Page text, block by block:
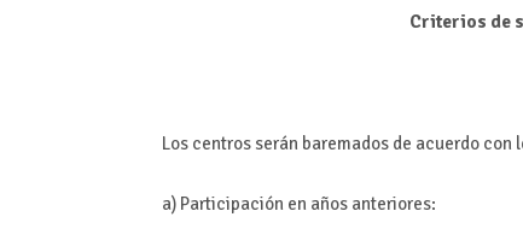
Criterios de
Los centros serán baremados de acuerdo
a) Participación en años anteriores: